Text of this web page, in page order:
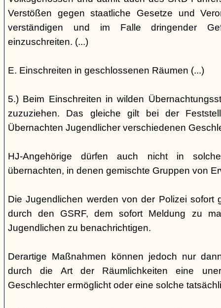
Verstößen gegen staatliche Gesetze und
verständigen und im Falle dringender
einzuschreiten. (...)
E. Einschreiten in geschlossenen Räumen (...)
5.) Beim Einschreiten in wilden
zuzuziehen. Das gleiche gilt bei der
Übernachten Jugendlicher verschiedenen
HJ-Angehörige dürfen auch nicht in
übernachten, in denen gemischte Gruppen von
Die Jugendlichen werden von der Polizei sofort
durch den GSRF, dem sofort Meldung zu
Jugendlichen zu benachrichtigen.
Derartige Maßnahmen können jedoch nur
durch die Art der Räumlichkeiten eine
Geschlechter ermöglicht oder eine solche